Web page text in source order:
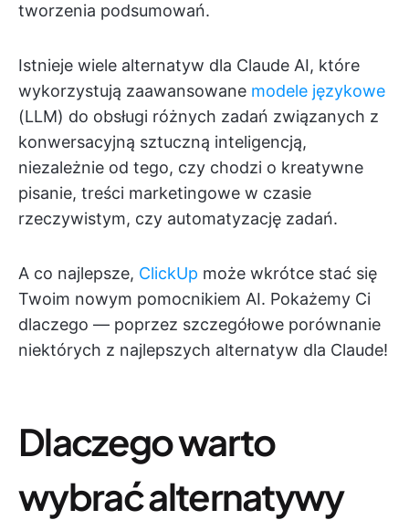
tworzenia podsumowań.
Istnieje wiele alternatyw dla Claude AI, które
wykorzystują zaawansowane modele językowe
(LLM) do obsługi różnych zadań związanych z
konwersacyjną sztuczną inteligencją,
niezależnie od tego, czy chodzi o kreatywne
pisanie, treści marketingowe w czasie
rzeczywistym, czy automatyzację zadań.
A co najlepsze, ClickUp może wkrótce stać się
Twoim nowym pomocnikiem AI. Pokażemy Ci
dlaczego — poprzez szczegółowe porównanie
niektórych z najlepszych alternatyw dla Claude!
Dlaczego warto
wybrać alternatywy